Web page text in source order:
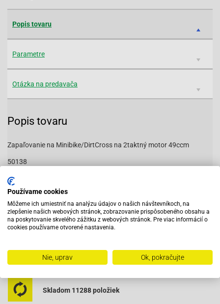
Popis tovaru
Parametre
Otázka na predavača
Popis tovaru
Zapaľovanie na Minibike/DirtCross na 2taktný motor 49ccm
50138
Vybavený servis s odborným vyškoleným personálom
Pri objednaní do 12:00 tovar zajtra u vás
Na trhu od roku 2007
Skladom 11288 položiek
Používame cookies
Môžeme ich umiestniť na analýzu údajov o našich návštevníkoch, na
zlepšenie našich webových stránok, zobrazovanie prispôsobeného obsahu a
na poskytovanie skvelého zážitku z webových stránok. Pre viac informácií o
cookies používame otvorené nastavenia.
Nie, uprav Ok, pokračujte